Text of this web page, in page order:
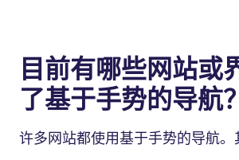
目前有哪些网站或
了基于手势的导航？
许多网站都使用基于手势的导航。